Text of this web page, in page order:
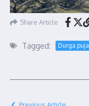
Share Article
Tagged: Durga puja